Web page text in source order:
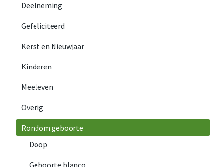
Deelneming
Gefeliciteerd
Kerst en Nieuwjaar
Kinderen
Meeleven
Overig
Rondom geboorte
Doop
Geboorte blanco